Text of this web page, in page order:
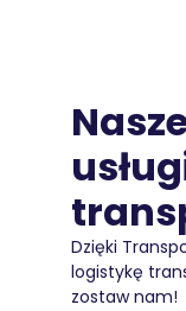
Dzięki
logistykę
zostaw nam!